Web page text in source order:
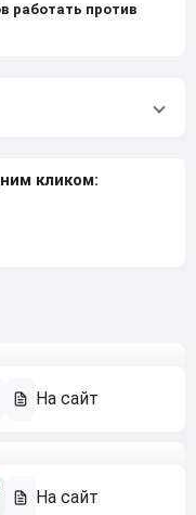
работать против
кликом: